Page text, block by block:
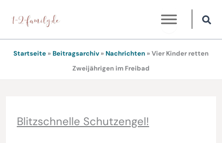
Inhalt
springen
Startseite » Beitragsarchiv » Nachrichten » Vier Kinder retten
Zweijährigen im Freibad
Blitzschnelle Schutzengel!